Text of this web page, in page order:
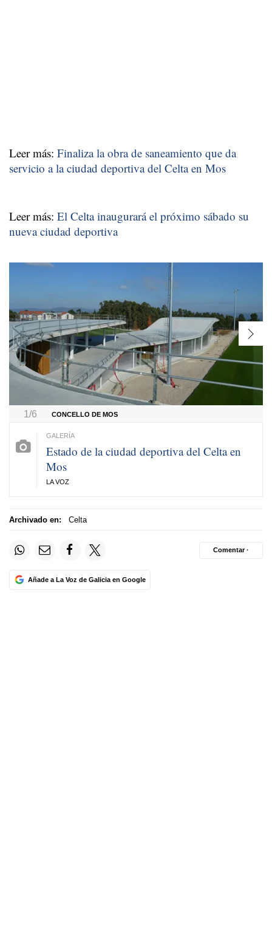
Leer más: Finaliza la obra de saneamiento que da
servicio a la ciudad deportiva del Celta en Mos
Leer más: El Celta inaugurará el próximo sábado su
nueva ciudad deportiva
1/6 CONCELLO DE MOS
Estado de la ciudad deportiva del Celta en
Mos
LA VOZ
Archivado en: Celta
Añade a La Voz de Galicia en Google
Comentar ·